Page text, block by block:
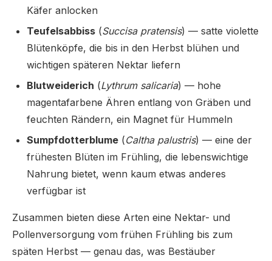
Käfer anlocken
Teufelsabbiss (Succisa pratensis) — satte violette
Blütenköpfe, die bis in den Herbst blühen und
wichtigen späteren Nektar liefern
Blutweiderich (Lythrum salicaria) — hohe
magentafarbene Ähren entlang von Gräben und
feuchten Rändern, ein Magnet für Hummeln
Sumpfdotterblume (Caltha palustris) — eine der
frühesten Blüten im Frühling, die lebenswichtige
Nahrung bietet, wenn kaum etwas anderes
verfügbar ist
Zusammen bieten diese Arten eine Nektar- und
Pollenversorgung vom frühen Frühling bis zum
späten Herbst — genau das, was Bestäuber